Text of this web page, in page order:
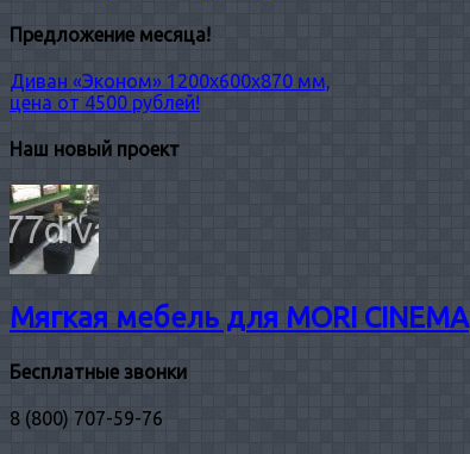
Предложение месяца!
Диван «Эконом» 1200х600х870 мм,
цена от 4500 рублей!
Наш новый проект
Мягкая мебель для MORI CINEMA
Бесплатные звонки
8 (800) 707-59-76